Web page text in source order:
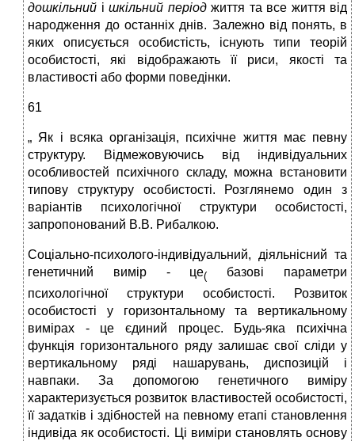
дошкільний і шкільний період життя та все життя від
народження до останніх днів. Залежно від понять, в
яких описується особистість, існують типи теорій
особистості, які відображають її риси, якості та
властивості або форми поведінки.
61
„ Як і всяка організація, психічне життя має певну
структуру. Відмежовуючись від індивідуальних
особливостей психічного складу, можна встановити
типову структуру особистості. Розглянемо один з
варіантів психологічної структури особистості,
запропонований В.В. Рибалкою.
Соціально-психолого-індивідуальний, діяльнісний та
генетичний вимір - це( базові параметри
психологічної структури особистості. Розвиток
особистості у горизонтальному та вертикальному
вимірах - це єдиний процес. Будь-яка психічна
функція горизонтального ряду залишає свої сліди у
вертикальному ряді нашарувань, диспозицій і
навпаки. За допомогою генетичного виміру
характеризується розвиток властивостей особистості,
її задатків і здібностей на певному етапі становлення
індивіда як особистості. Ці виміри становлять основу